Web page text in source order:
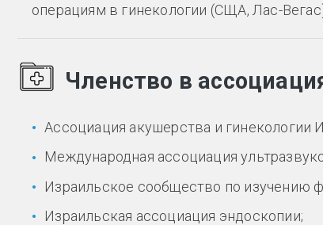
операциям в гинекологии (СЩА, Лас-
Членство в
Ассоциация акушерства и гинекологии
Международная ассоциация
Израильское сообщество по изучению
Израильская ассоциация эндоскопии;